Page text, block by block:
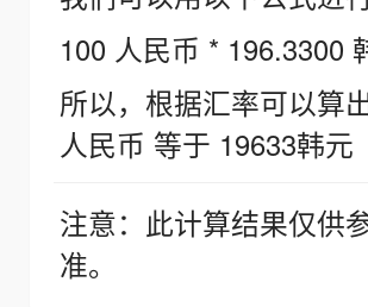
100 人民币 * 196.3300
所以，根据汇率可以算
人民币 等于 19633韩元
注意：此计算结果仅供
准。